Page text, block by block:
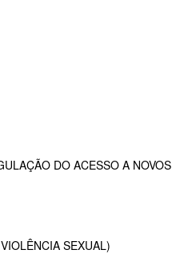
DO ACESSO A NOVOS
SEXUAL)